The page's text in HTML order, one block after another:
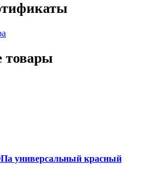
товары
универсальный красный